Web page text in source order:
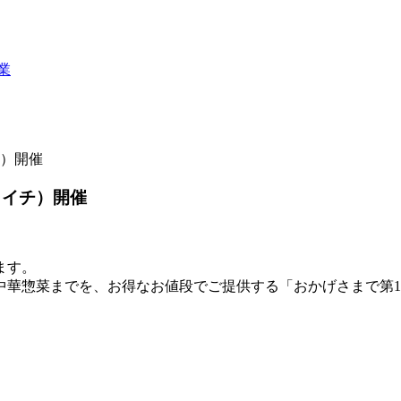
開催
チ）開催
。
惣菜までを、お得なお値段でご提供する「おかげさまで第